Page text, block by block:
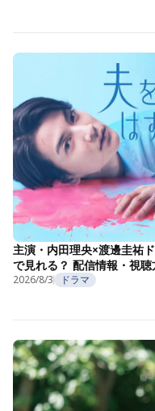
主演・内田理央×渡邊圭祐
で見れる？ 配信情報・視
2026/8/3 ドラマ